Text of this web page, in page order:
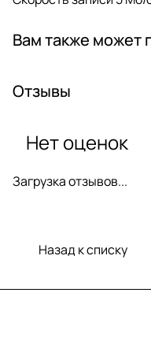
Вам также может
Отзывы
Загрузка отзывов...
Нет оценок
Назад к списку